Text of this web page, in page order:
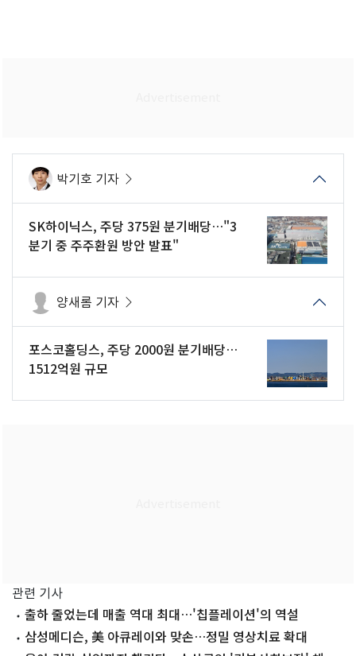
박기호 기자
SK하이닉스, 주당 375원 분기배당…"3
분기 중 주주환원 방안 발표"
양새롬 기자
포스코홀딩스, 주당 2000원 분기배당…
1512억원 규모
관련 기사
출하 줄었는데 매출 역대 최대…'칩플레이션'의 역설
삼성메디슨, 美 아큐레이와 맞손…정밀 영상치료 확대